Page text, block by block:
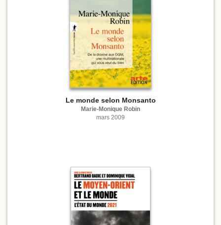
Le monde selon Monsanto
Marie-Monique Robin
mars 2009